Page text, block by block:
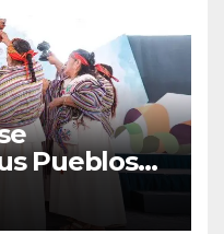
Pueblos
del